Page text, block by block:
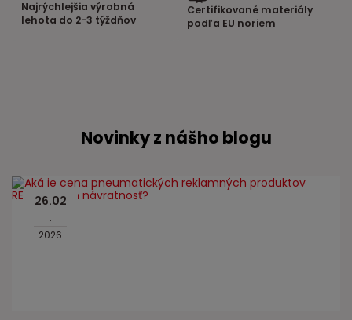
Najrýchlejšia výrobná
lehota do 2-3 týždňov
Certifikované materiály
podľa EU noriem
Novinky z nášho blogu
26.02
.
2026